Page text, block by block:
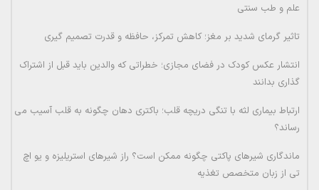
علم و طب سنتی
تاثیر گرمای شدید بر مغز؛ کاهش تمرکز، حافظه و قدرت تصمیم گیری
انتشار عکس کودک در فضای مجازی؛ خطراتی که والدین باید قبل از اشتراک
گذاری بدانند
ارتباط بیماری لثه با تنگی دریچه قلب؛ باکتری دهان چگونه به قلب آسیب می
رساند؟
ماندگاری شیرهای پاکتی چگونه ممکن است؟ راز شیرهای استریلیزه و یو اچ
تی از زبان متخصص تغذیه